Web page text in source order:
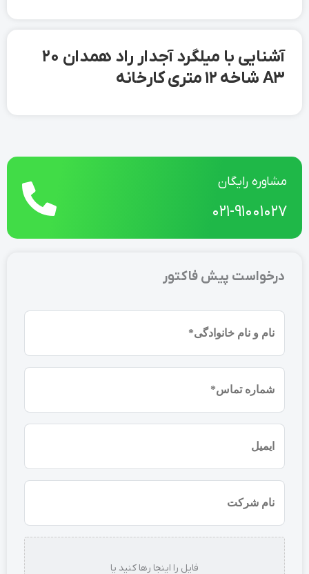
مشاوره رایگان
021-91001027
درخواست پیش فاکتور
نام
(ضروری)
موبایل
(ضروری)
شرکت
استعلام
فایل را اینجا رها کنید یا
آشنایی با میلگرد آجدار راد همدان 20
A3 شاخه 12 متری کارخانه